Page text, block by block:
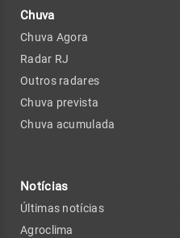
Chuva
Chuva Agora
Radar RJ
Outros radares
Chuva prevista
Chuva acumulada
Notícias
Últimas notícias
Agroclima